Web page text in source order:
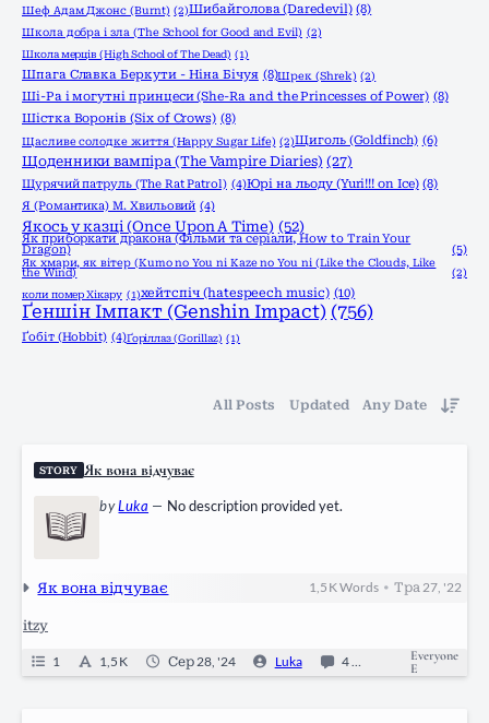
Шеф Адам Джонс (Burnt) (2)Шибайголова (Daredevil) (8)
Школа добра і зла (The School for Good and Evil) (2)
Школа мерців (High School of The Dead) (1)
Шпага Славка Беркути - Ніна Бічуя (8)Шрек (Shrek) (2)
Ші-Ра і могутні принцеси (She-Ra and the Princesses of Power) (8)
Шістка Воронів (Six of Crows) (8)
Щасливе солодке життя (Happy Sugar Life) (2)Щиголь (Goldfinch) (6)
Щоденники вампіра (The Vampire Diaries) (27)
Щурячий патруль (The Rat Patrol) (4)Юрі на льоду (Yuri!!! on Ice) (8)
Я (Романтика) М. Хвильовий (4)
Якось у казці (Once Upon A Time) (52)
Як приборкати дракона (Фільми та серіали, How to Train Your
Dragon) (5)
Як хмари, як вітер (Kumo no You ni Kaze no You ni (Like the Clouds, Like
the Wind)
(2)
коли помер Хікару (1)хейтспіч (hatespeech music) (10)
Ґеншін Імпакт (Genshin Impact) (756)
Ґобіт (Hobbit) (4)Ґоріллаз (Gorillaz) (1)
All Posts Updated Any Date
STORY Як вона відчуває
byLuka — No description provided yet.
Як вона відчуває 1,5 KWords •Тра 27, '22
itzy
1 1,5 K Сер 28, '24 Luka 4 Ongoing
Everyone
E